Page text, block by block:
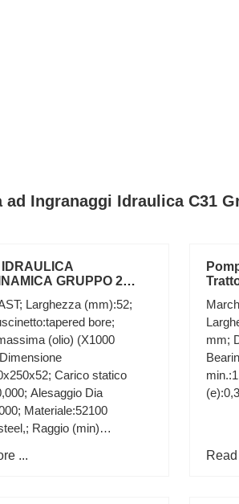
Ingranaggi Idraulica C31
IDRAULICA
GRUPPO 2
LANDINI
Larghezza (mm):52;
bore;
(olio) (X1000
Carico statico
Alesaggio Dia
Materiale:52100
Raggio (min)
...
mm;